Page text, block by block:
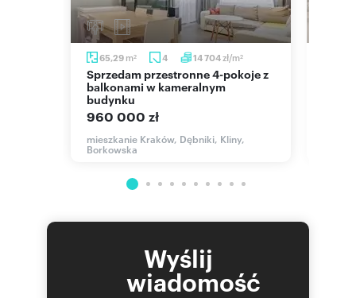
65,29 m2 4 14 704zł/m2
Sprzedam przestronne 4-pokoje z
balkonami w kameralnym
budynku
960 000 zł
mieszkanie Kraków, Dębniki, Kliny,
Borkowska
Wyślij
wiadomość